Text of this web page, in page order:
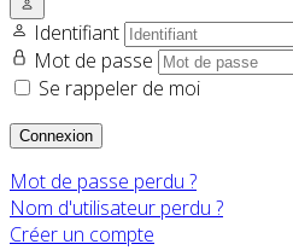
Identifiant
Mot de passe
Se rappeler de moi
Connexion
Mot de passe perdu ?
Nom d'utilisateur perdu ?
Créer un compte